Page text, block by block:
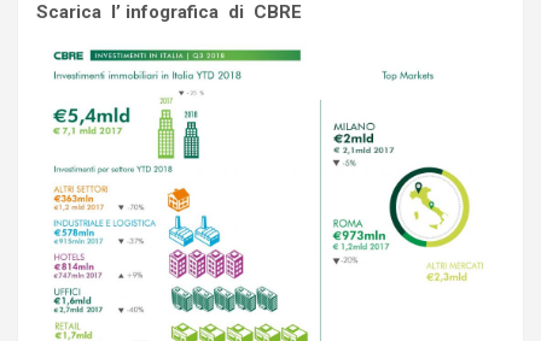
Scarica l’ infografica di CBRE